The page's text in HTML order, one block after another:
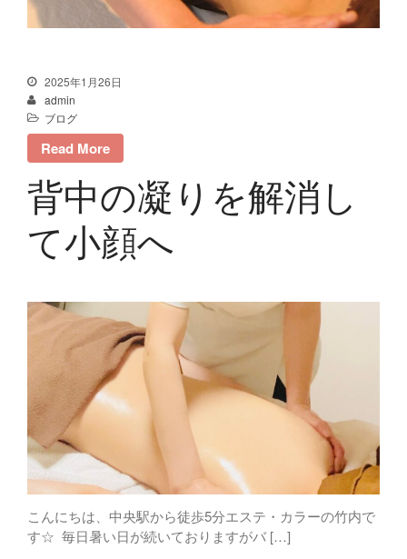
2025年1月26日
admin
ブログ
Read More
背中の凝りを解消し
て小顔へ
こんにちは、中央駅から徒歩5分エステ・カラーの竹内で
す☆ 毎日暑い日が続いておりますがバ […]